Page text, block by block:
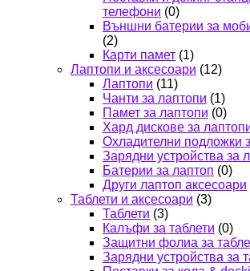
телефони (0)
Външни батерии за
(2)
Карти памет (1)
Лаптопи и аксесоари (12)
Лаптопи (11)
Чанти за лаптопи (1)
Памет за лаптопи (0)
Хард дискове за
Охладителни подложки
Зарядни устройства за
Батерии за лаптоп (0)
Други лаптоп аксесоари
Таблети и аксесоари (3)
Таблети (3)
Калъфи за таблети (0)
Защитни фолиа за
Зарядни устройства за